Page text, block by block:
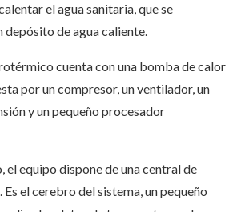
el agua sanitaria, que se
depósito de agua caliente.
cuenta con una bomba de calor
por un compresor, un ventilador, un
y un pequeño procesador
el equipo dispone de una central de
el cerebro del sistema, un pequeño